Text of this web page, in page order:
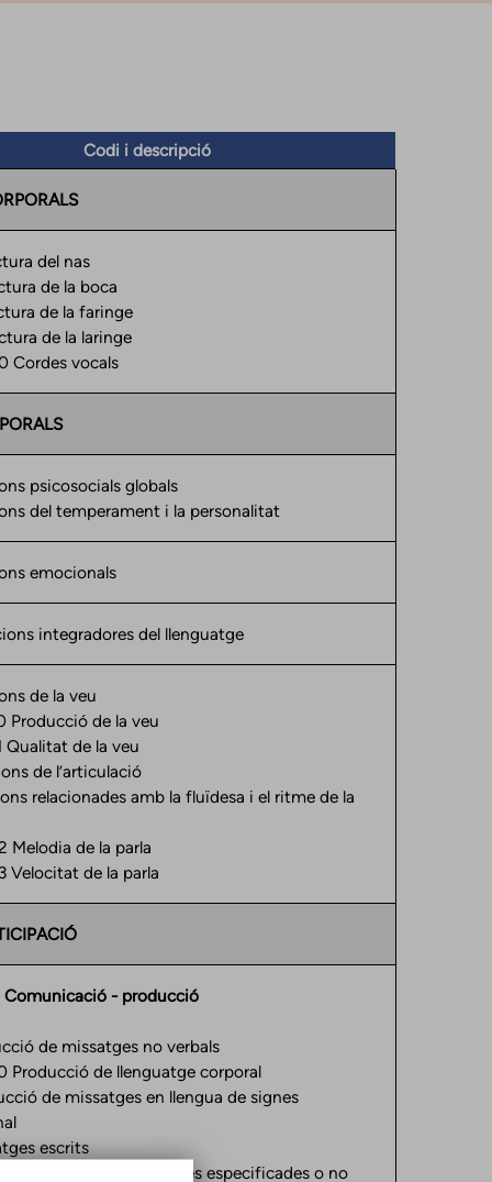
Codi i descripció
del nas
de la boca
de la faringe
de la laringe
vocals
psicosocials globals
del temperament i la personalitat
emocionals
integradores del llenguatge
de la veu
de la veu
de la veu
de l’articulació
relacionades amb la fluïdesa i el ritme de la
de la parla
de la parla
- producció
de missatges no verbals
de llenguatge corporal
de missatges en llengua de signes
escrits
- producció, altres especificades o no